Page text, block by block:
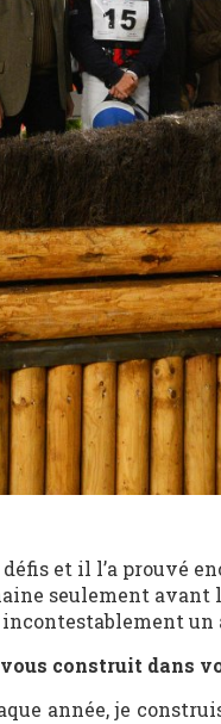
et il l’a prouvé
seulement avant
un
construit dans
année, je